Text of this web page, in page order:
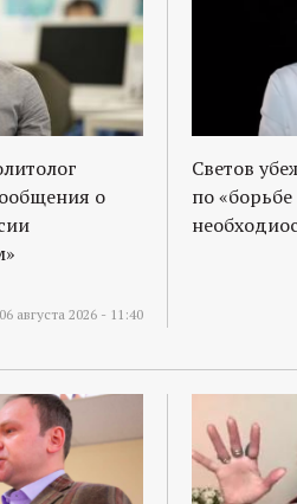
о
06 августа 2026 - 11:40
Светов
по